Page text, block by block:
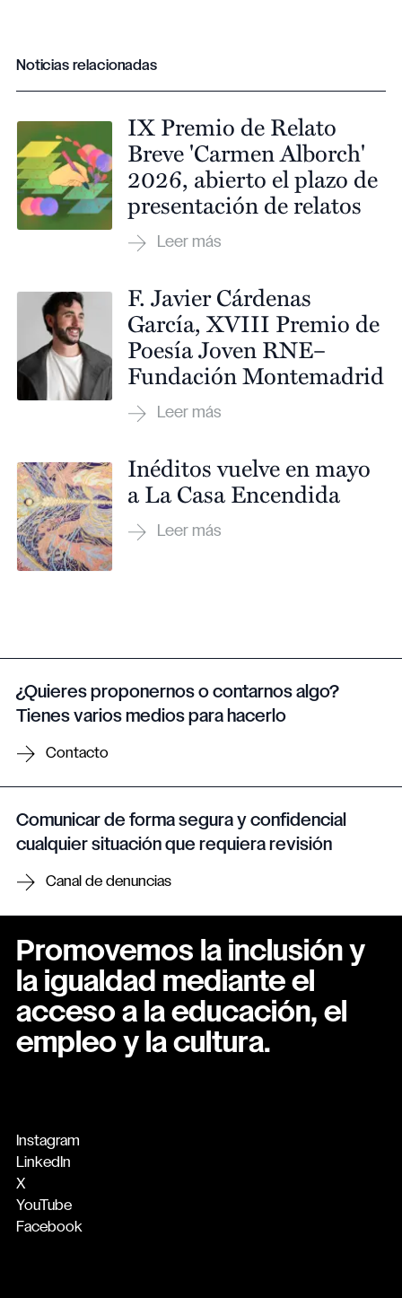
Noticias relacionadas
IX Premio de Relato
Breve 'Carmen Alborch'
2026, abierto el plazo de
presentación de relatos
F. Javier Cárdenas
García, XVIII Premio de
Poesía Joven RNE–
Fundación Montemadrid
Inéditos vuelve en mayo
a La Casa Encendida
¿Quieres proponernos o contarnos algo?
Tienes varios medios para hacerlo
Contacto
Comunicar de forma segura y confidencial
cualquier situación que requiera revisión
Canal de denuncias
Promovemos la inclusión y
la igualdad mediante el
acceso a la educación, el
empleo y la cultura.
Instagram
LinkedIn
X
YouTube
Facebook